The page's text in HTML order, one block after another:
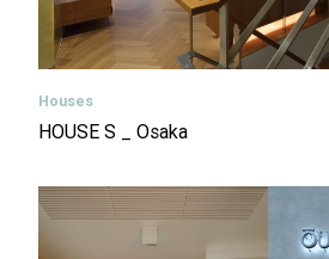
Houses
HOUSE S _ Osaka